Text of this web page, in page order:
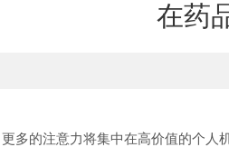
在药
多的注意力将集中在高价值的个人